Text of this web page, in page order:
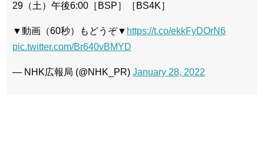
29（土）午後6:00［BSP］［BS4K］
▼動画（60秒）もどうぞ▼ https://t.co/ekkFyDOrN6
pic.twitter.com/Br640vBMYD
— NHK広報局 (@NHK_PR) January 28, 2022